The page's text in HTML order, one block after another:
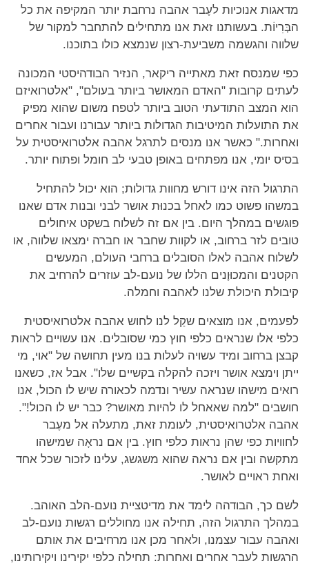
מדאגות אנוכיות לעֶבר אהבה נרחבת יותר המקיפה את כל
הבְּרִיוֹת. בעשותנו זאת אנו מתחילים להתחבר למקור של
שלווה והגשמה משביעת-רצון שנמצא כולו בתוכנו.
כפי שמנסח זאת מאתייה ריקאר, הנזיר הבודהיסטי המכונה
לעתים קרובות "האדם המאושר ביותר בעולם", "אלטרואיזם
הוא המצב התודעתי הטוב ביותר לטפח משום שהוא מפיק
את התועלות המיטיבות הגדולות ביותר עבורנו ועבור אחרים
ואחרות." כאשר אנו מנסים לתרגל אהבה אלטרואיסטית על
בסיס יומי, אנו מפתחים באופן טבעי לב חומל ופתוח יותר.
התרגול הזה אינו דורש מחוות גדולות; הוא יכול להתחיל
במשהו פשוט כמו לאחל בכנוּת אושר לבני ובנות אדם שאנו
פוגשים במהלך היום. בין אם זה לשלוח בשקט איחולים
טובים לזר ברחוב, או לקוות שחבר או חברה ימצאו שלווה, או
לשלוח אהבה לאלו הסובלים ברחבי העולם, המעשים
הקטנים והמכוּוָנים הללו של נועם-לב עוזרים להרחיב את
קיבולת היכולת שלנו לאהבה וחמלה.
לפעמים, אנו מוצאים שקַל לנו לחוש אהבה אלטרואיסטית
כלפי אלו שנראים כלפי חוץ כמי שסובלים. אנו עשויים לראות
קבצן ברחוב ומיד עשויה לעלות בנו מעין תחושה של "אוי, מי
ייתן וימצא אושר ויזכה להקלה בקשיים שלו". אבל אז, כשאנו
רואים מישהו שנראה עשיר ונדמה לכאורה שיש לו הכול, אנו
חושבים "למה שאאחל לו להיות מאושר? כבר יש לו הכול!".
אהבה אלטרואיסטית, לעומת זאת, מתעלה אל מעֶבר
לחוויות כפי שהן נראות כלפי חוץ. בין אם נראָה שמישהו
מתקשה ובין אם נראה שהוא משגשג, עלינו לזכור שכל אחד
ואחת ראויים לאושר.
לשם כך, הבודהה לימד את מדיטציית נועם-הלב האוהב.
במהלך התרגול הזה, תחילה אנו מחוללים רגשות נועם-לב
ואהבה עבור עצמנו, ולאחר מכן אנו מרחיבים את אותם
הרגשות לעבר אחרים ואחרות: תחילה כלפי יקירינו ויקירותינו,